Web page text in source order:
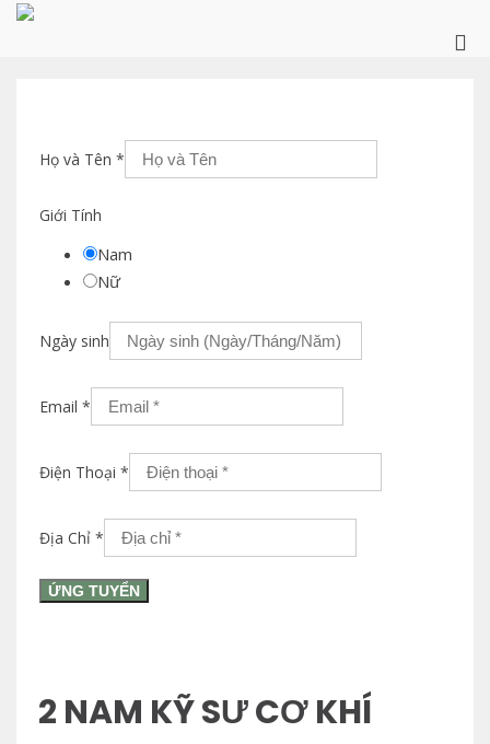
Skip
Họ và Tên *
Giới Tính
Nam
Nữ
Ngày sinh
Email *
Điện Thoại *
Địa Chỉ *
ỨNG TUYỂN
2 NAM KỸ SƯ CƠ KHÍ